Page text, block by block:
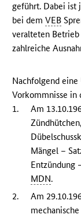
geführt. Dabei ist
bei demVEB
veralteten
zahlreiche
Nachfolgend
Vorkommnisse in
1.
Am
Mängel –
Entzündung
MDN.
2.
Am